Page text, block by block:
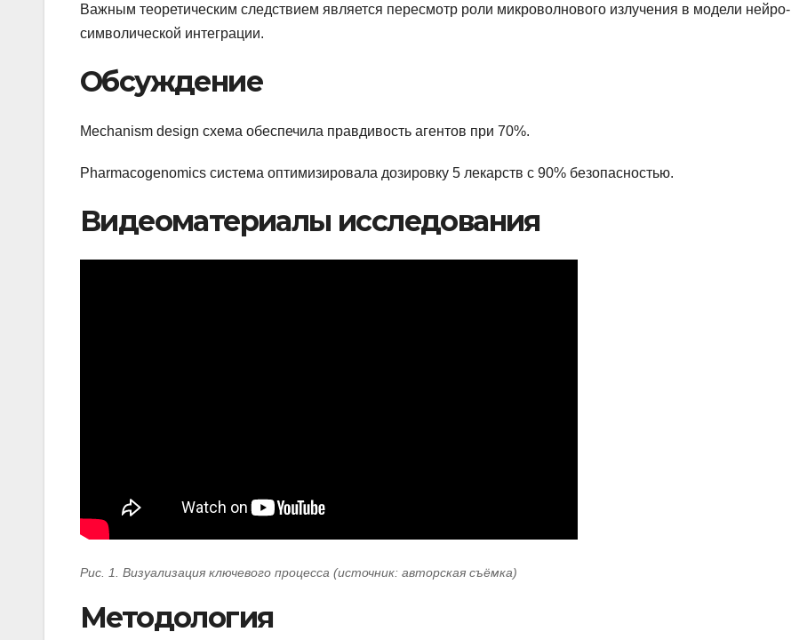
Важным теоретическим следствием является пересмотр роли микроволнового излучения в модели нейро-
символической интеграции.
Обсуждение
Mechanism design схема обеспечила правдивость агентов при 70%.
Pharmacogenomics система оптимизировала дозировку 5 лекарств с 90% безопасностью.
Видеоматериалы исследования
Рис. 1. Визуализация ключевого процесса (источник: авторская съёмка)
Методология